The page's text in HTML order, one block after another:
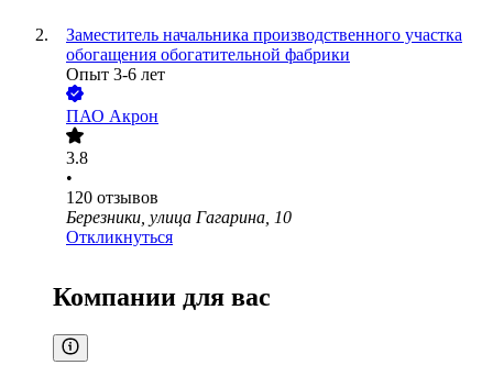
Заместитель начальника производственного участка
обогащения обогатительной фабрики
Опыт 3-6 лет
ПАО Акрон
3.8
•
120 отзывов
Березники, улица Гагарина, 10
Откликнуться
Компании для вас